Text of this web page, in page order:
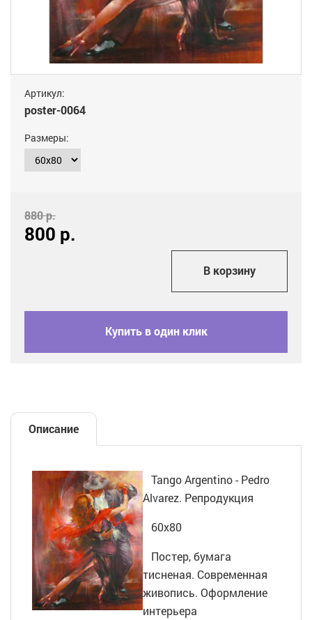
Артикул:
poster-0064
Размеры:
880 р.
800 р.
В корзину
Купить в один клик
Описание
Tango Argentino - Pedro
Alvarez. Репродукция
60х80
Постер, бумага
тисненая. Современная
живопись. Оформление
интерьера